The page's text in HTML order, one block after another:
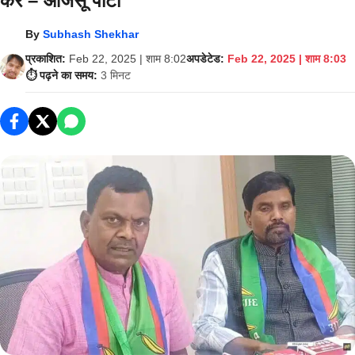
BySubhash Shekhar
प्रकाशित: Feb 22, 2025 | शाम 8:02अपडेटेड: Feb 22, 2025 | शाम 8:03
⏱️ पढ़ने का समय: 3 मिनट